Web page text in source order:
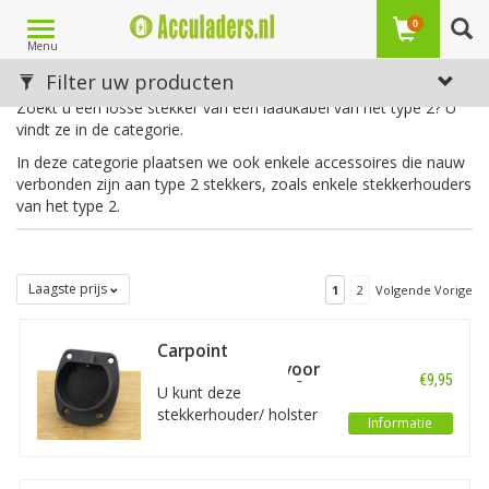
Toggle
navigation
Menu
0
Stekkers type 2
Zoekt u een losse stekker van een laadkabel van het type 2? U
vindt ze in de categorie.
In deze categorie plaatsen we ook enkele accessoires die nauw
verbonden zijn aan type 2 stekkers, zoals enkele stekkerhouders
van het type 2.
Filter uw producten
Laagste prijs 1 2 Volgende Vorige
Carpoint
Stekkerhouder voor
EV-stekker Type 2
U kunt deze
stekkerhouder/ holster
€9,95
Informatie